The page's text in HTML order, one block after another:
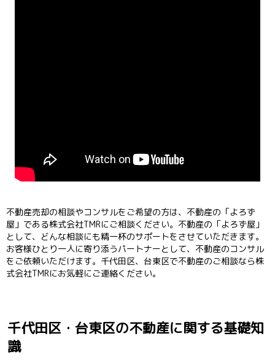
不動産売却の相談やコンサルをご希望の方は、不動産の「よろず
屋」である株式会社TMRにご相談ください。不動産の「よろず屋」
として、どんな相談にも精一杯のサポートをさせていただきます。
お客様ひとり一人に寄り添うパートナーとして、不動産のコンサル
をご依頼いただけます。千代田区、台東区で不動産のご相談なら株
式会社TMRにお気軽にご連絡ください。
千代田区・台東区の不動産に関する基礎知
識